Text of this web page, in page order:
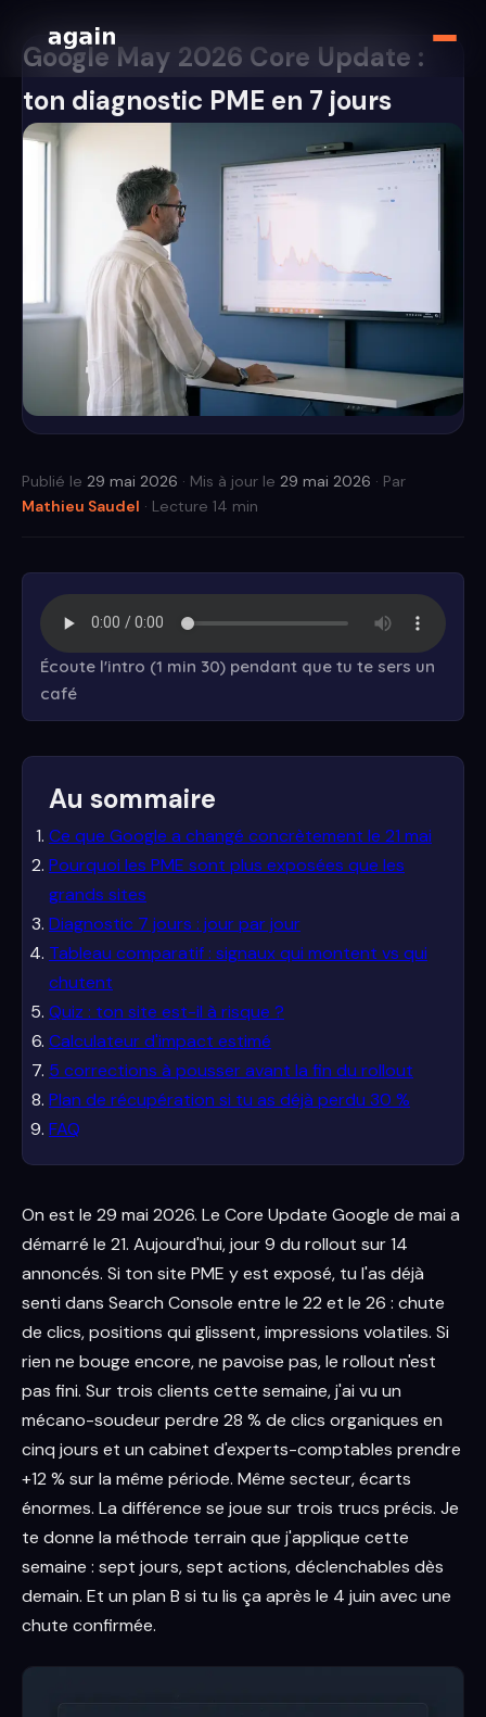
Google May 2026 Core Update :
ton diagnostic PME en 7 jours
Publié le 29 mai 2026 · Mis à jour le 29 mai 2026 · Par
Mathieu Saudel · Lecture 14 min
Écoute l'intro (1 min 30) pendant que tu te sers un
café
Au sommaire
Ce que Google a changé concrètement le 21 mai
Pourquoi les PME sont plus exposées que les
grands sites
Diagnostic 7 jours : jour par jour
Tableau comparatif : signaux qui montent vs qui
chutent
Quiz : ton site est-il à risque ?
Calculateur d'impact estimé
5 corrections à pousser avant la fin du rollout
Plan de récupération si tu as déjà perdu 30 %
FAQ
On est le 29 mai 2026. Le Core Update Google de mai a
démarré le 21. Aujourd'hui, jour 9 du rollout sur 14
annoncés. Si ton site PME y est exposé, tu l'as déjà
senti dans Search Console entre le 22 et le 26 : chute
de clics, positions qui glissent, impressions volatiles. Si
rien ne bouge encore, ne pavoise pas, le rollout n'est
pas fini. Sur trois clients cette semaine, j'ai vu un
mécano-soudeur perdre 28 % de clics organiques en
cinq jours et un cabinet d'experts-comptables prendre
+12 % sur la même période. Même secteur, écarts
énormes. La différence se joue sur trois trucs précis. Je
te donne la méthode terrain que j'applique cette
semaine : sept jours, sept actions, déclenchables dès
demain. Et un plan B si tu lis ça après le 4 juin avec une
chute confirmée.